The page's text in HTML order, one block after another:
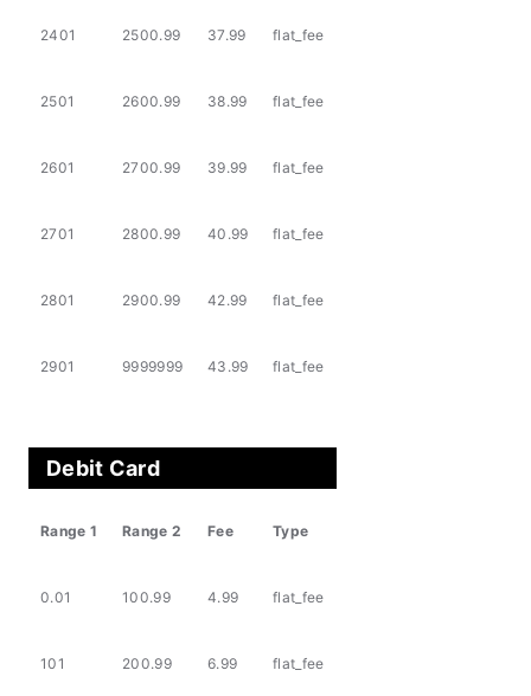
2401 2500.99 37.99 flat_fee
2501 2600.99 38.99 flat_fee
2601 2700.99 39.99 flat_fee
2701 2800.99 40.99 flat_fee
2801 2900.99 42.99 flat_fee
2901 9999999 43.99 flat_fee
Debit Card
Range 1 Range 2 Fee Type
0.01 100.99 4.99 flat_fee
101 200.99 6.99 flat_fee